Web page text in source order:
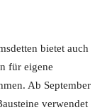
bietet auch
für eigene
Ab September
verwendet